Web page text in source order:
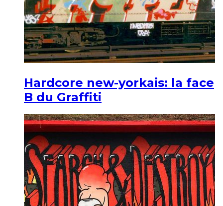
Hardcore new-yorkais: la face
B du Graffiti